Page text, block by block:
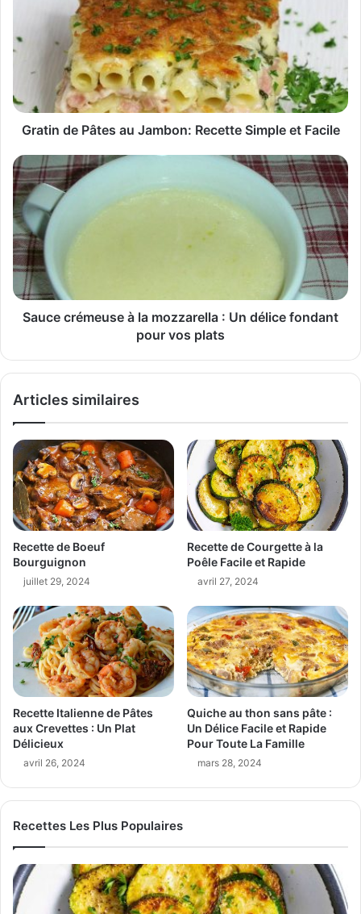
Gratin de Pâtes au Jambon: Recette Simple et Facile
Sauce crémeuse à la mozzarella : Un délice fondant
pour vos plats
Articles similaires
Recette de Boeuf
Bourguignon
juillet 29, 2024
Recette de Courgette à la
Poêle Facile et Rapide
avril 27, 2024
Recette Italienne de Pâtes
aux Crevettes : Un Plat
Délicieux
avril 26, 2024
Quiche au thon sans pâte :
Un Délice Facile et Rapide
Pour Toute La Famille
mars 28, 2024
Recettes Les Plus Populaires